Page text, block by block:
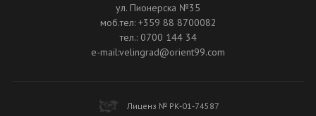
ул. Пионерска №35
моб.тел: +359 88 8700082
тел.: 0700 144 34
e-mail:velingrad@orient99.com
Лиценз № РК-01-74587